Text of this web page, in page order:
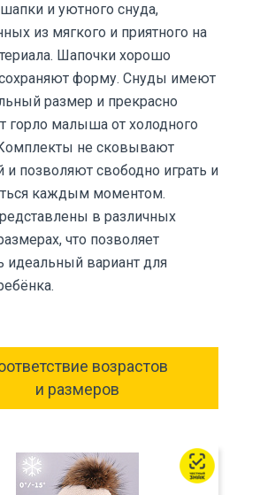
и уютного снуда,
из мягкого и приятного на
Шапочки хорошо
сохраняют форму. Снуды имеют
размер и прекрасно
горло малыша от холодного
не сковывают
позволяют свободно играть и
каждым моментом.
в различных
что позволяет
идеальный вариант для
возрастов
и размеров